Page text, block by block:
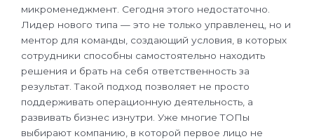
микроменеджмент. Сегодня этого недостаточно.
Лидер нового типа — это не только управленец, но и
ментор для команды, создающий условия, в которых
сотрудники способны самостоятельно находить
решения и брать на себя ответственность за
результат. Такой подход позволяет не просто
поддерживать операционную деятельность, а
развивать бизнес изнутри. Уже многие ТОПы
выбирают компанию, в которой первое лицо не